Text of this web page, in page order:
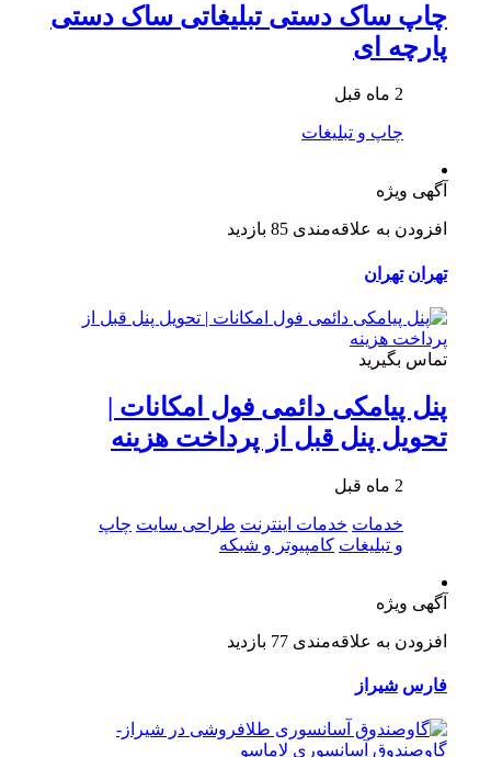
چاپ ساک دستی تبلیغاتی ساک دستی
پارچه ای
2 ماه قبل
چاپ و تبلیغات
آگهی ویژه
افزودن به علاقه‌مندی 85 بازدید
تهران تهران
تماس بگیرید
پنل پیامکی دائمی فول امکانات |
تحویل پنل قبل از پرداخت هزینه
2 ماه قبل
خدمات خدمات اینترنت طراحی سایت چاپ
و تبلیغات کامپیوتر و شبکه
آگهی ویژه
افزودن به علاقه‌مندی 77 بازدید
فارس شیراز